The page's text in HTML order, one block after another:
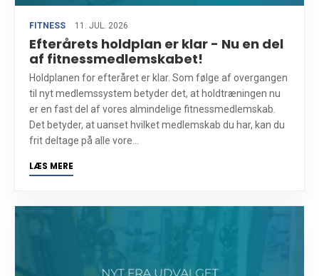
FITNESS 11. JUL. 2026
Efterårets holdplan er klar - Nu en del
af fitnessmedlemskabet!
Holdplanen for efteråret er klar. Som følge af overgangen
til nyt medlemssystem betyder det, at holdtræningen nu
er en fast del af vores almindelige fitnessmedlemskab.
Det betyder, at uanset hvilket medlemskab du har, kan du
frit deltage på alle vore...
LÆS MERE